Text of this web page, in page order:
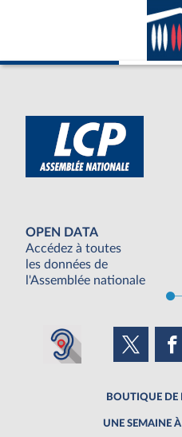
OPEN DATA
Accédez à toutes
les données de
l'Assemblée nationale
BOUTIQUE DE
UNE SEMAINE À